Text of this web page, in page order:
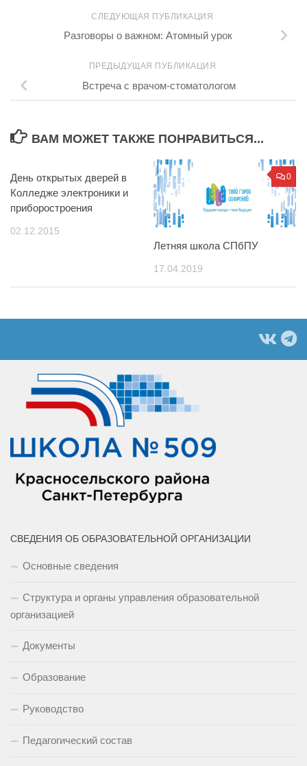
СЛЕДУЮЩАЯ ПУБЛИКАЦИЯ
Разговоры о важном: Атомный урок
ПРЕДЫДУЩАЯ ПУБЛИКАЦИЯ
Встреча с врачом-стоматологом
ВАМ МОЖЕТ ТАКЖЕ ПОНРАВИТЬСЯ...
День открытых дверей в
Колледже электроники и
приборостроения
02.12.2015
0
Летняя школа СПбПУ
17.04.2019
СВЕДЕНИЯ ОБ ОБРАЗОВАТЕЛЬНОЙ ОРГАНИЗАЦИИ
Основные сведения
Структура и органы управления образовательной
организацией
Документы
Образование
Руководство
Педагогический состав